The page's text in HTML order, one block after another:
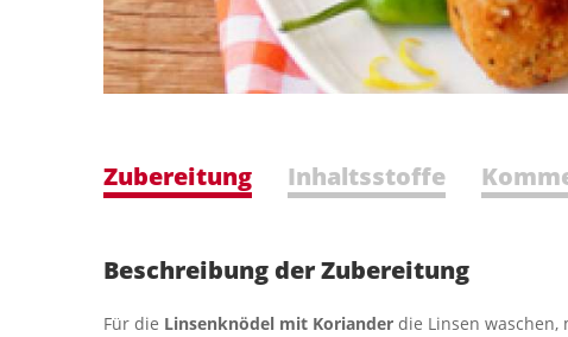
Zubereitung Inhaltsstoffe
Beschreibung der Zubereitung
Für die Linsenknödel mit Koriander die Linsen